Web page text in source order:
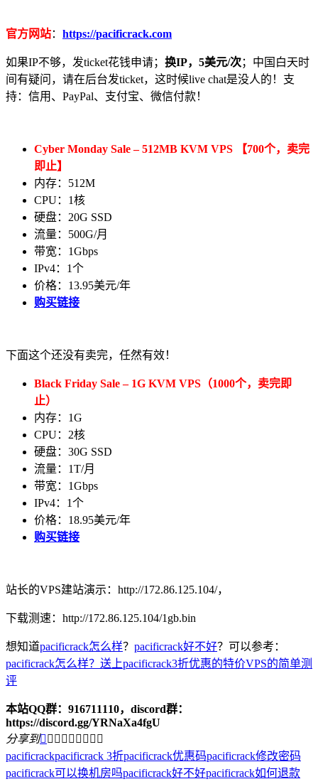
官方网站： https://pacificrack.com
如果IP不够，发ticket花钱申请； 换IP，5美元/次；中国白天时
间有疑问，请在后台发ticket，这时候live chat是没人的！支
持：信用、PayPal、支付宝、微信付款！
Cyber Monday Sale – 512MB KVM VPS 【700个，卖完
即止】
内存：512M
CPU：1核
硬盘：20G SSD
流量：500G/月
带宽：1Gbps
IPv4：1个
价格：13.95美元/年
购买链接
下面这个还没有卖完，任然有效！
Black Friday Sale – 1G KVM VPS（1000个，卖完即
止）
内存：1G
CPU：2核
硬盘：30G SSD
流量：1T/月
带宽：1Gbps
IPv4：1个
价格：18.95美元/年
购买链接
站长的VPS建站演示：http://172.86.125.104/，
下载测速：http://172.86.125.104/1gb.bin
想知道pacificrack怎么样？ pacificrack好不好？可以参考：
pacificrack怎么样？送上pacificrack3折优惠的特价VPS的简单测
评
本站QQ群：916711110，discord群：
https://discord.gg/YRNaXa4fgU
分享到        
pacificrackpacificrack 3折pacificrack优惠码pacificrack修改密码
pacificrack可以换机房吗pacificrack好不好pacificrack如何退款